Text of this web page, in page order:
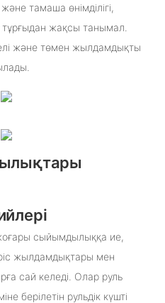
тамаша өнімділігі,
тұрғыдан жақсы танымал.
және төмен жылдамдықты
сыйымдылыққа ие,
жылдамдықтары мен
сай келеді. Олар руль
берілетін рульдік күшті